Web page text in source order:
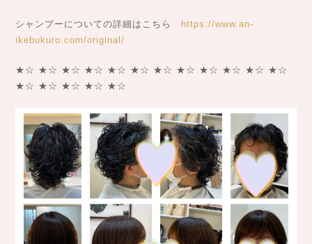
シャンプーについての詳細はこちら https://www.an-
ikebukuro.com/original/
★☆ ★☆ ★☆ ★☆ ★☆ ★☆ ★☆ ★☆ ★☆ ★☆ ★☆ ★☆
★☆ ★☆ ★☆ ★☆ ★☆